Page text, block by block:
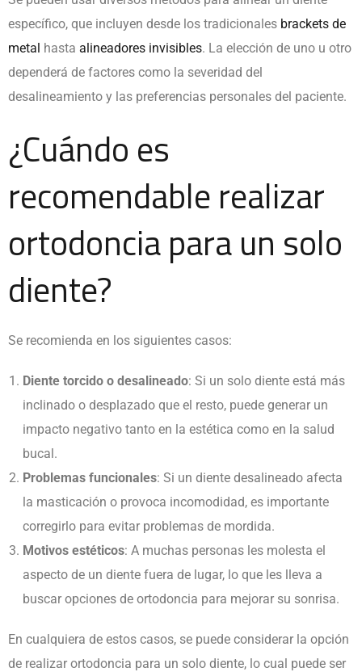
específico, que incluyen desde los tradicionales brackets de
metal hasta alineadores invisibles. La elección de uno u otro
dependerá de factores como la severidad del
desalineamiento y las preferencias personales del paciente.
¿Cuándo es
recomendable realizar
ortodoncia para un solo
diente?
Se recomienda en los siguientes casos:
Diente torcido o desalineado: Si un solo diente está más
inclinado o desplazado que el resto, puede generar un
impacto negativo tanto en la estética como en la salud
bucal.
Problemas funcionales: Si un diente desalineado afecta
la masticación o provoca incomodidad, es importante
corregirlo para evitar problemas de mordida.
Motivos estéticos: A muchas personas les molesta el
aspecto de un diente fuera de lugar, lo que les lleva a
buscar opciones de ortodoncia para mejorar su sonrisa.
En cualquiera de estos casos, se puede considerar la opción
de realizar ortodoncia para un solo diente, lo cual puede ser